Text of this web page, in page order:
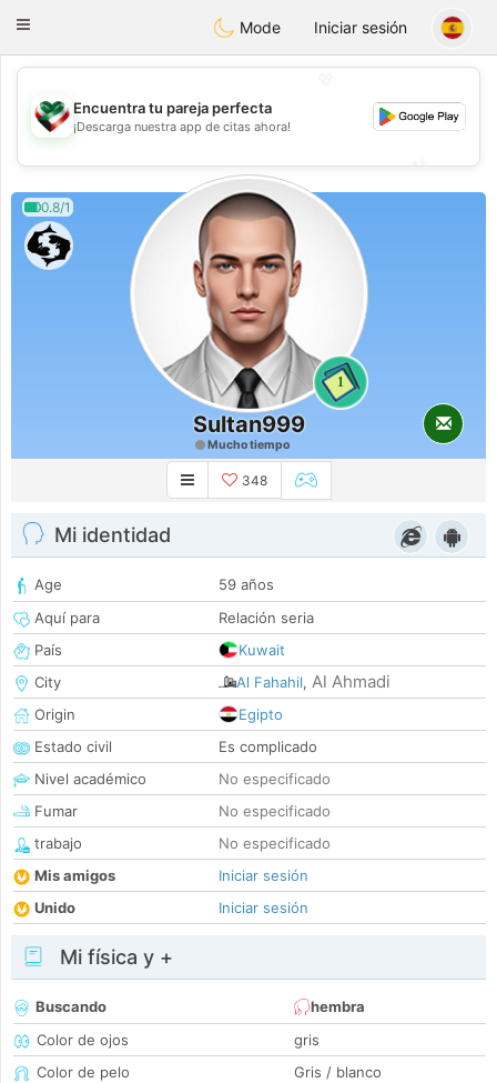
KuwaitChat
Toggle
Mode Iniciar sesión
💖
💕
💕
Encuentra tu pareja perfecta
¡Descarga nuestra app de citas ahora!
0.8/1
1
Sultan999
Mucho tiempo
348
Mi identidad
Age
59 años
Aquí para
Relación seria
País
Kuwait
City
Al Fahahil, Al Ahmadi
Origin
Egipto
Estado civil
Es complicado
Nivel académico
No especificado
Fumar
No especificado
trabajo
No especificado
Mis amigos
Iniciar sesión
Unido
Iniciar sesión
Mi física y +
Buscando
hembra
Color de ojos
gris
Color de pelo
Gris / blanco